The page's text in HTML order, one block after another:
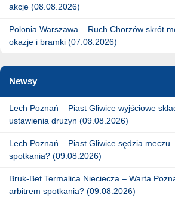
akcje (08.08.2026)
Polonia Warszawa – Ruch Chorzów skrót
okazje i bramki (07.08.2026)
Newsy
Lech Poznań – Piast Gliwice wyjściowe
ustawienia drużyn (09.08.2026)
Lech Poznań – Piast Gliwice sędzia
spotkania? (09.08.2026)
Bruk-Bet Termalica Nieciecza – Warta
arbitrem spotkania? (09.08.2026)